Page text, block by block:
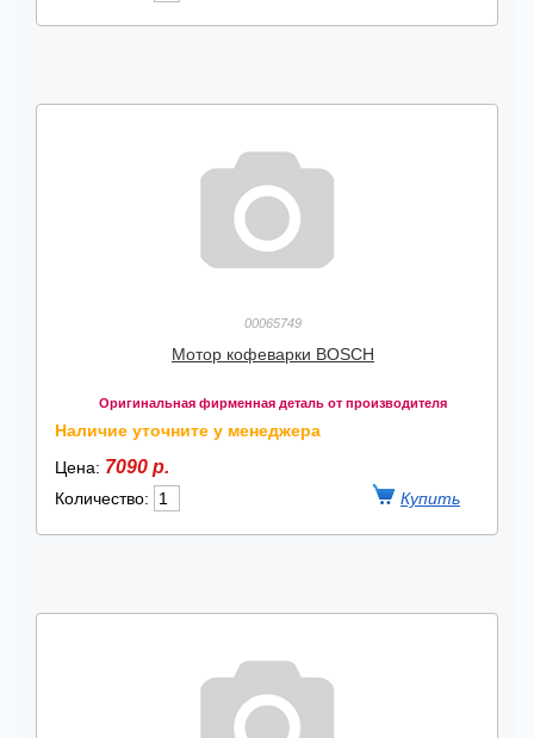
00065749
Мотор кофеварки BOSCH
Оригинальная фирменная деталь от производителя
Наличие уточните у менеджера
Цена: 7090 р.
Количество: